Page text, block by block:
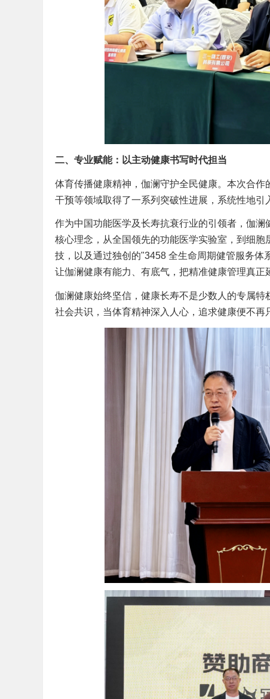
二、专业赋能：以主动健康书写时代担当
体育传播健康精神，伽澜守护全民健康。本次合
干预等领域取得了一系列突破性进展，系统性地引
作为中国功能医学及长寿抗衰行业的引领者，伽
核心理念，从全国领先的功能医学实验室，到细
技，以及通过独创的"3458 全生命周期健管服务
让伽澜健康有能力、有底气，把精准健康管理真正
伽澜健康始终坚信，健康长寿不是少数人的专属
社会共识，当体育精神深入人心，追求健康便不再